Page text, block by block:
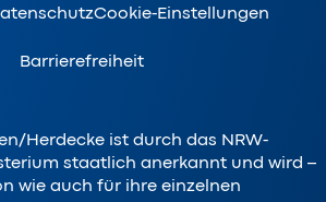
Cookie-Einstellungen
Barrierefreiheit
Herdecke ist durch das NRW-
staatlich anerkannt und wird –
wie auch für ihre einzelnen